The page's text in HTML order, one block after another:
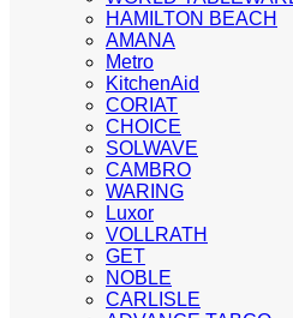
HAMILTON BEACH
AMANA
Metro
KitchenAid
CORIAT
CHOICE
SOLWAVE
CAMBRO
WARING
Luxor
VOLLRATH
GET
NOBLE
CARLISLE